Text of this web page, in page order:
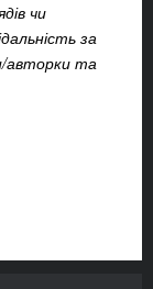
чи
за
авторки та